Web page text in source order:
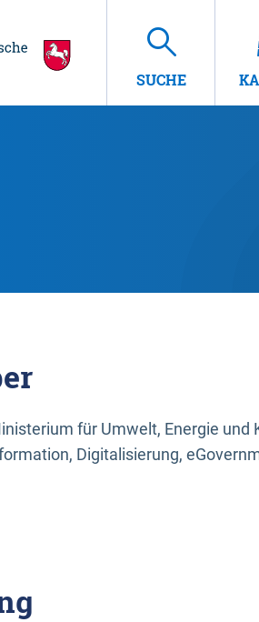
SUCHE
für Umwelt, Energie und
Digitalisierung,